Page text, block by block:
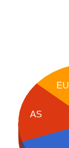
EU
AS